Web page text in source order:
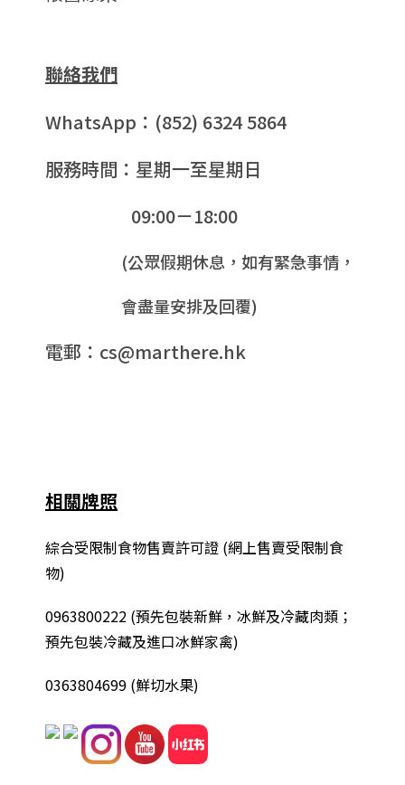
聯絡我們
WhatsApp：(852) 6324 5864
服務時間：星期一至星期日
09:00－18:00
(公眾假期休息，如有緊急事情，
會盡量安排及回覆)
電郵：cs@marthere.hk
相關牌照
綜合受限制食物售賣許可證 (網上售賣受限制食
物)
0963800222 (預先包裝新鮮，冰鮮及冷藏肉類；
預先包裝冷藏及進口冰鮮家禽)
0363804699 (鮮切水果)